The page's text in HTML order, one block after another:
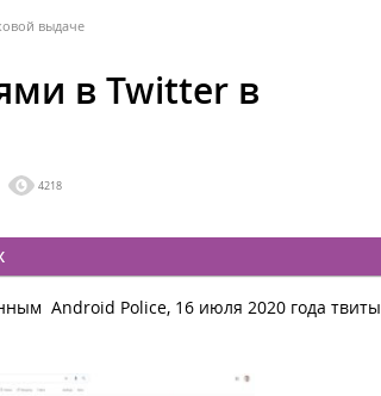
выдаче
в Twitter в
4218
Android Police, 16 июля 2020 года твиты